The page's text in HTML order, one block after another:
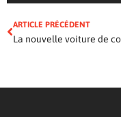
ARTICLE PRÉCÉDENT